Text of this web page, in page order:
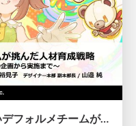
【CEDEC2026】専門性の高いデフォルメチームが挑んだ人材育成戦略 〜Cygames Academiaの企画から実施まで〜